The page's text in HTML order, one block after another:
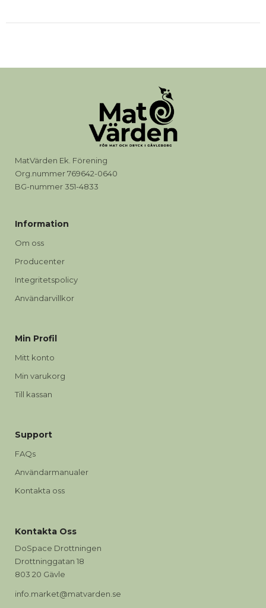
MatVärden Ek. Förening
Org.nummer 769642-0640
BG-nummer 351-4833
Information
Om oss
Producenter
Integritetspolicy
Användarvillkor
Min Profil
Mitt konto
Min varukorg
Till kassan
Support
FAQs
Användarmanualer
Kontakta oss
Kontakta Oss
DoSpace Drottningen
Drottninggatan 18
803 20 Gävle
info.market@matvarden.se